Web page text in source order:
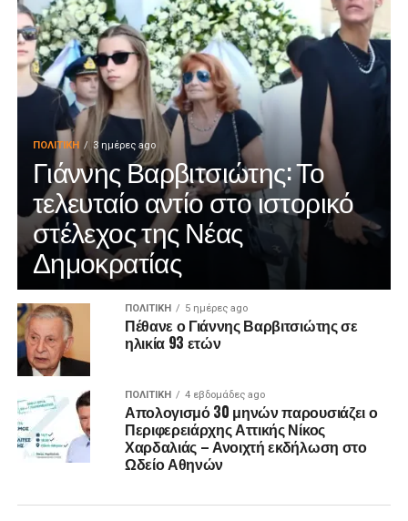
ΠΟΛΙΤΙΚΉ 3 ημέρες ago
Γιάννης Βαρβιτσιώτης: Το
τελευταίο αντίο στο ιστορικό
στέλεχος της Νέας
Δημοκρατίας
ΠΟΛΙΤΙΚΉ 5 ημέρες ago
Πέθανε ο Γιάννης Βαρβιτσιώτης σε
ηλικία 93 ετών
ΠΟΛΙΤΙΚΉ 4 εβδομάδες ago
Απολογισμό 30 μηνών παρουσιάζει ο
Περιφερειάρχης Αττικής Νίκος
Χαρδαλιάς – Ανοιχτή εκδήλωση στο
Ωδείο Αθηνών